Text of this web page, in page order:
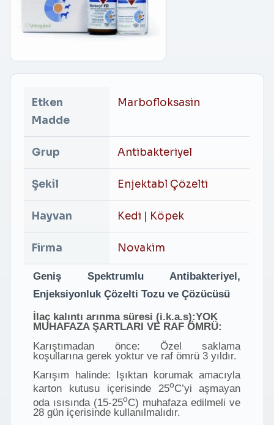
Etken
Madde
Marbofloksasin
Grup Antibakteriyel
Şekil Enjektabl Çözelti
Hayvan Kedi Köpek
Firma Novakim
Geniş Spektrumlu Antibakteriyel,
Enjeksiyonluk Çözelti Tozu ve Çözücüsü
İlaç kalıntı arınma süresi (i.k.a.s):YOK
MUHAFAZA ŞARTLARI VE RAF ÖMRÜ:
Karıştımadan önce: Özel saklama
koşullarına gerek yoktur ve raf ömrü 3 yıldır.
Karışım halinde: Işıktan korumak amacıyla
karton kutusu içerisinde 25oC’yi aşmayan
oda ısısında (15-25oC) muhafaza edilmeli ve
28 gün içerisinde kullanılmalıdır.